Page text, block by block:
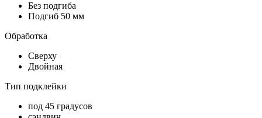
Без подгиба
Подгиб 50 мм
Обработка
Сверху
Двойная
Тип подклейки
под 45 градусов